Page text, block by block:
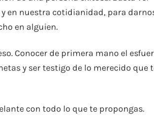
en nuestra cotidianidad, para
en alguien.
Conocer de primera mano el
y ser testigo de lo merecido que
con todo lo que te propongas.